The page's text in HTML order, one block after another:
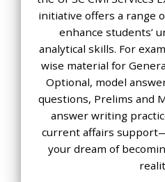
initiative offers a range
enhance students’
analytical skills. For
wise material for
Optional, model
questions, Prelims and
answer writing
current affairs
your dream of